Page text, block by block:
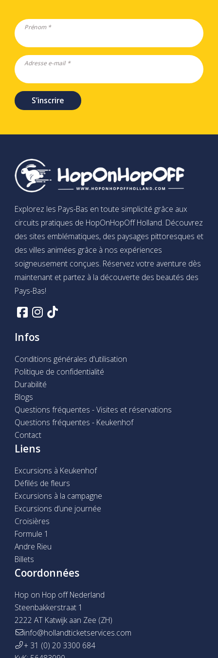
Prénom *
Adresse e-mail *
S’inscrire
Explorez les Pays-Bas en toute simplicité grâce aux
circuits pratiques de HopOnHopOff Holland. Découvrez
des sites emblématiques, des paysages pittoresques et
des villes animées grâce à nos expériences
soigneusement conçues. Réservez votre aventure dès
maintenant et partez à la découverte des beautés des
Pays-Bas!
Infos
Conditions générales d'utilisation
Politique de confidentialité
Durabilité
Blogs
Questions fréquentes - Visites et réservations
Questions fréquentes - Keukenhof
Contact
Liens
Excursions à Keukenhof
Défilés de fleurs
Excursions à la campagne
Excursions d’une journée
Croisières
Formule 1
Andre Rieu
Billets
Coordonnées
Hop on Hop off Nederland
Steenbakkerstraat 1
2222 AT Katwijk aan Zee (ZH)
info@hollandticketservices.com
+ 31 (0) 20 3300 684